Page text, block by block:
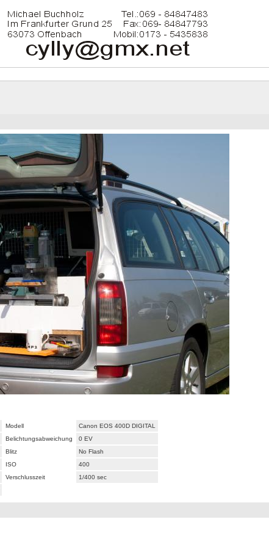
Modell
Canon EOS 400D DIGITAL
Belichtungsabweichung
0 EV
Blitz
No Flash
ISO
400
Verschlusszeit
1/400 sec